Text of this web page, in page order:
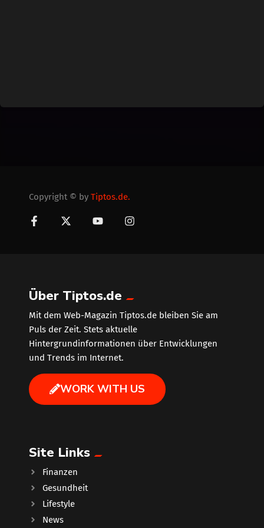
Copyright © by Tiptos.de.
Über Tiptos.de
Mit dem Web-Magazin Tiptos.de bleiben Sie am
Puls der Zeit. Stets aktuelle
Hintergrundinformationen über Entwicklungen
und Trends im Internet.
WORK WITH US
Site Links
Finanzen
Gesundheit
Lifestyle
News